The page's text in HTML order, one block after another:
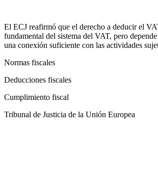
El ECJ reafirmó que el derecho a deducir el
fundamental del sistema del VAT, pero
una conexión suficiente con las actividades
Normas fiscales
Deducciones fiscales
Cumplimiento fiscal
Tribunal de Justicia de la Unión Europea